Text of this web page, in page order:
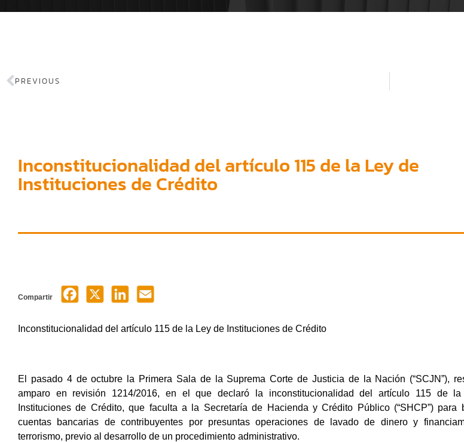
PREVIOUS
Inconstitucionalidad del artículo 115 de la Ley de
Instituciones de Crédito
Compartir
Inconstitucionalidad del artículo 115 de la Ley de Instituciones de Crédito
El pasado 4 de octubre la Primera Sala de la Suprema Corte de Justicia de la Nación (“SCJN”),
amparo en revisión 1214/2016, en el que declaró la inconstitucionalidad del artículo 115 de
Instituciones de Crédito, que faculta a la Secretaría de Hacienda y Crédito Público (“SHCP”) para
cuentas bancarias de contribuyentes por presuntas operaciones de lavado de dinero y
terrorismo, previo al desarrollo de un procedimiento administrativo.